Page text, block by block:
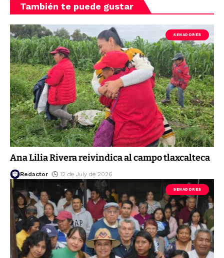
También te puede gustar
SENADORES
Ana Lilia Rivera reivindica al campo tlaxcalteca
Redactor 12 de July de 2026
SENADORES